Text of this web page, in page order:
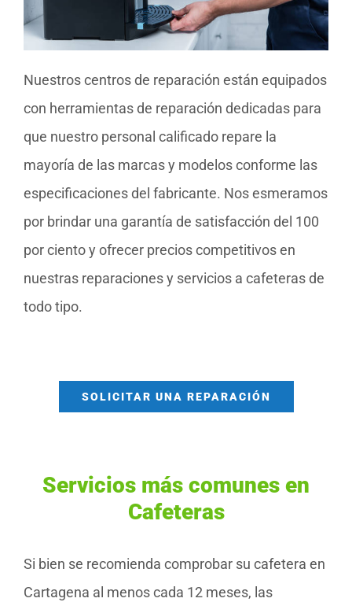
Nuestros centros de reparación están equipados
con herramientas de reparación dedicadas para
que nuestro personal calificado repare la
mayoría de las marcas y modelos conforme las
especificaciones del fabricante. Nos esmeramos
por brindar una garantía de satisfacción del 100
por ciento y ofrecer precios competitivos en
nuestras reparaciones y servicios a cafeteras de
todo tipo.
SOLICITAR UNA REPARACIÓN
Servicios más comunes en
Cafeteras
Si bien se recomienda comprobar su cafetera en
Cartagena al menos cada 12 meses, las